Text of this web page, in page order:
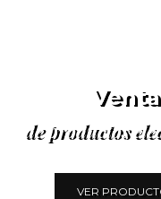
Venta
de productos
VER